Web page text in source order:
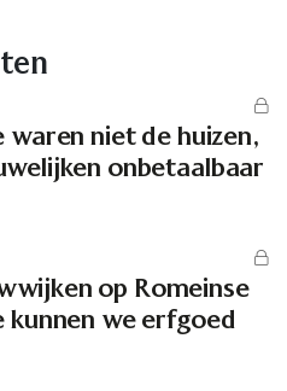
waren niet de huizen,
onbetaalbaar
op Romeinse
kunnen we erfgoed